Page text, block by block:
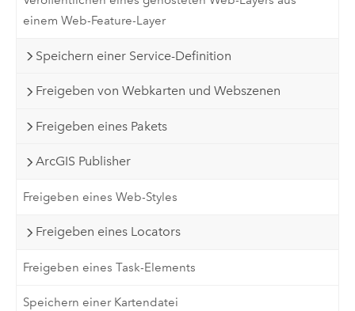
einem Web-Feature-Layer
Speichern einer Service-Definition
Freigeben von Webkarten und Webszenen
Freigeben eines Pakets
ArcGIS Publisher
Freigeben eines Web-Styles
Freigeben eines Locators
Freigeben eines Task-Elements
Speichern einer Kartendatei